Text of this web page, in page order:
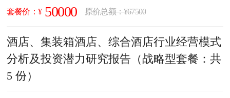
套餐价：¥ 50000 原价总额：¥67500
酒店、集装箱酒店、综合酒店行业经营模式
分析及投资潜力研究报告（战略型套餐：共
5 份）